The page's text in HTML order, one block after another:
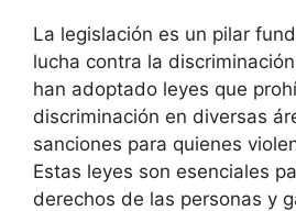
La legislación es un pilar
lucha contra la
han adoptado leyes que
discriminación en diversas
sanciones para quienes
Estas leyes son esenciales
derechos de las personas y